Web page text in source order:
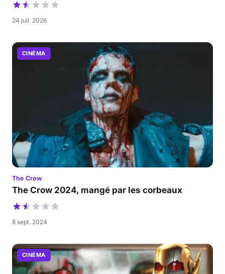
24 juil. 2026
CINÉMA
The Crow
The Crow 2024, mangé par les corbeaux
8 sept. 2024
CINÉMA